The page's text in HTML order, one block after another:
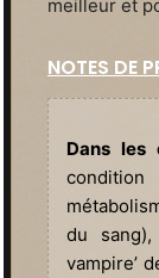
meilleur et
NOTES DE
Dans les
du
vampire’